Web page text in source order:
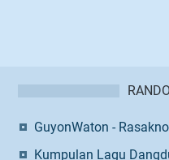
GuyonWaton - Rasakno
Kumpulan Lagu